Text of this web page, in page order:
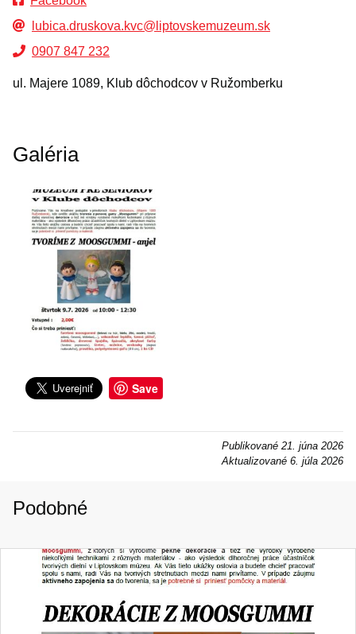
lubica.druskova.kvc@liptovskemuzeum.sk
0907 847 232
ul. Majere 1089, Klub dôchodcov v Ružomberku
Galéria
Save
Publikované 21. júna 2026
Aktualizované 6. júla 2026
Podobné